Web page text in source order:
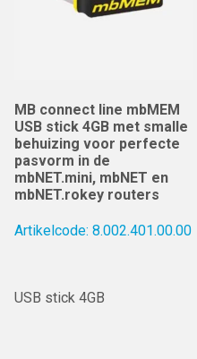
MB connect line mbMEM
USB stick 4GB met smalle
behuizing voor perfecte
pasvorm in de
mbNET.mini, mbNET en
mbNET.rokey routers
Artikelcode: 8.002.401.00.00
USB stick 4GB